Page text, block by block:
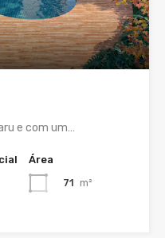
e com um…
Área
71 m²